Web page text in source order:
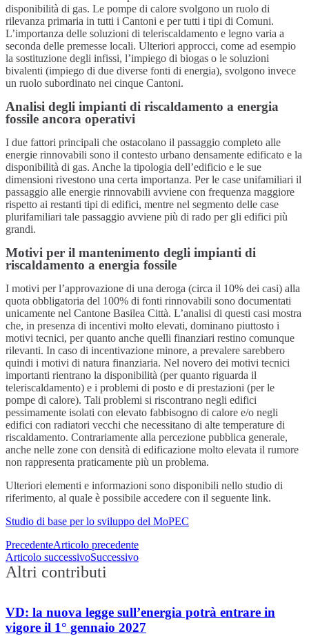
disponibilità di gas. Le pompe di calore svolgono un ruolo di
rilevanza primaria in tutti i Cantoni e per tutti i tipi di Comuni.
L’importanza delle soluzioni di teleriscaldamento e legno varia a
seconda delle premesse locali. Ulteriori approcci, come ad esempio
la sostituzione degli infissi, l’impiego di biogas o le soluzioni
bivalenti (impiego di due diverse fonti di energia), svolgono invece
un ruolo subordinato nei cinque Cantoni.
Analisi degli impianti di riscaldamento a energia
fossile ancora operativi
I due fattori principali che ostacolano il passaggio completo alle
energie rinnovabili sono il contesto urbano densamente edificato e la
disponibilità di gas. Anche la tipologia dell’edificio e le sue
dimensioni rivestono una certa importanza. Per le case unifamiliari il
passaggio alle energie rinnovabili avviene con frequenza maggiore
rispetto ai restanti tipi di edifici, mentre nel segmento delle case
plurifamiliari tale passaggio avviene più di rado per gli edifici più
grandi.
Motivi per il mantenimento degli impianti di
riscaldamento a energia fossile
I motivi per l’approvazione di una deroga (circa il 10% dei casi) alla
quota obbligatoria del 100% di fonti rinnovabili sono documentati
unicamente nel Cantone Basilea Città. L’analisi di questi casi mostra
che, in presenza di incentivi molto elevati, dominano piuttosto i
motivi tecnici, per quanto anche quelli finanziari restino comunque
rilevanti. In caso di incentivazione minore, a prevalere sarebbero
quindi i motivi di natura finanziaria. Nel novero dei motivi tecnici
importanti rientrano la disponibilità (per quanto riguarda il
teleriscaldamento) e i problemi di posto e di prestazioni (per le
pompe di calore). Tali problemi si riscontrano negli edifici
pessimamente isolati con elevato fabbisogno di calore e/o negli
edifici con radiatori vecchi che necessitano di alte temperature di
riscaldamento. Contrariamente alla percezione pubblica generale,
anche nelle zone con densità di edificazione molto elevata il rumore
non rappresenta praticamente più un problema.
Ulteriori elementi e informazioni sono disponibili nello studio di
riferimento, al quale è possibile accedere con il seguente link.
Studio di base per lo sviluppo del MoPEC
PrecedenteArticolo precedente
Articolo successivoSuccessivo
Altri contributi
VD: la nuova legge sull’energia potrà entrare in
vigore il 1° gennaio 2027